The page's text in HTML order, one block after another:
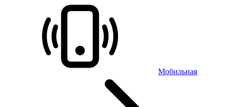
Мобильная